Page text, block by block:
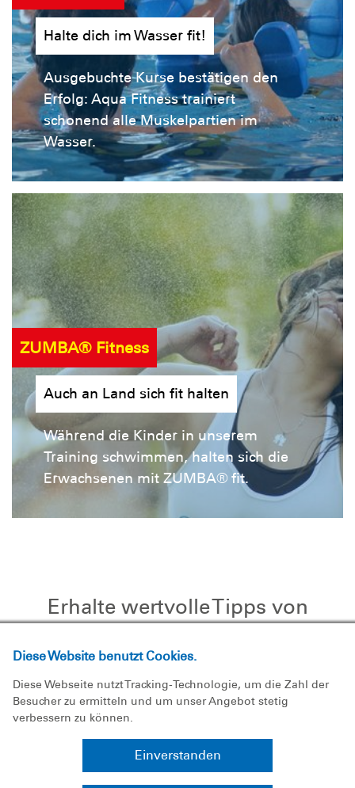
Halte dich im Wasser fit!
Ausgebuchte Kurse bestätigen den
Erfolg: Aqua Fitness trainiert
schonend alle Muskelpartien im
Wasser.
ZUMBA® Fitness
Auch an Land sich fit halten
Während die Kinder in unserem
Training schwimmen, halten sich die
Erwachsenen mit ZUMBA® fit.
Erhalte wertvolle Tipps von
unseren Experten
Mit Workshop und
Akademie zum
Technikvorsprung
Diese Website benutzt Cookies.
Diese Webseite nutzt Tracking-Technologie, um die Zahl der
Besucher zu ermitteln und um unser Angebot stetig
verbessern zu können.
Einverstanden